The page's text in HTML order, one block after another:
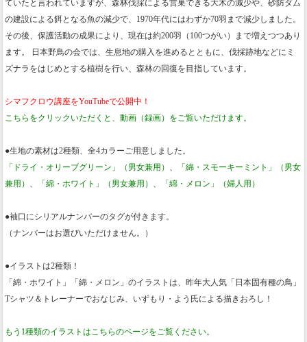
ていたと言われていますが、森林伐採による営巣できる大木の減少や、砂防ダム
の建設による餌となる魚の減少で、1970年代にはわずか70羽まで減少しました。
その後、保護活動の成果により、現在は約200羽（100つがい）まで増えつつあり
ます。 日本野鳥の会では、生息地の購入を進めるとともに、伐採跡地などにミ
ズナラをはじめとする植樹を行い、森林の回復を目指しています。
シマフクロウ講座をYouTubeで公開中！
こちらをクリックいただくと、動画（録画）をご覧いただけます。
●生地の素材は2種類、全4カラーご用意しました。
「ドライ・オリーブグリーン」（男女兼用） 、
「綿・スモーキーミント」（男女
兼用） 、 「綿・ホワイト」（男女兼用） 、 「綿・メロン」（婦人用）
●袖口にシリアルナンバーのタグが付きます。
（ナンバーはお選びいただけません。）
●イラストは2種類！
「綿・ホワイト」「綿・メロン」のイラストは、昨年大人気「日本固有種の鳥」
Tシャツ＆トレーナーでおなじみ、いずもり・よう氏による描きおろし！
もう1種類のイラストはこちらのページをご覧ください。